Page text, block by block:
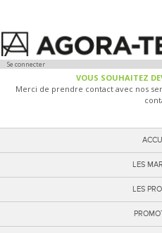
Se connecter
VOUS SOUHAITEZ
Merci de prendre contact avec nos
LES
LES